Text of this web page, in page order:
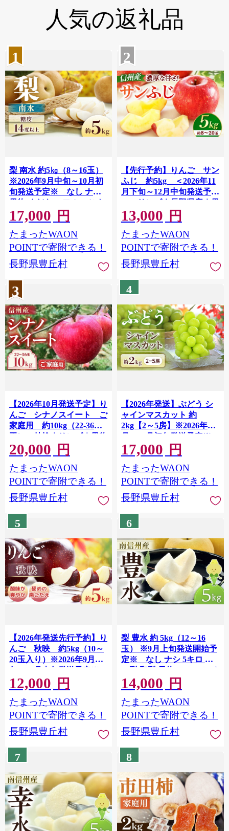
人気の返礼品
1
梨 南水 約5㎏（8～16玉）
※2026年9月中旬～10月初
旬発送予定※ なし ナシ
果物 くだもの フルーツ な
んすい 和梨 長野県 長野県
産 南信州 信州 豊丘村
17,000 円
たまったWAON
POINTで寄附できる！
長野県豊丘村
2
【先行予約】りんご サン
ふじ 約5kg ＜2026年11
月下旬～12月中旬発送予定
＞ リンゴ｜長野県産｜果
物｜くだもの
13,000 円
たまったWAON
POINTで寄附できる！
長野県豊丘村
3
【2026年10月発送予定】り
んご シナノスイート ご
家庭用 約10kg（22-36
玉） 林檎｜リンゴ｜果物
｜フルーツ｜長野県産｜南
信州
20,000 円
たまったWAON
POINTで寄附できる！
長野県豊丘村
4
【2026年発送】ぶどう シ
ャインマスカット 約
2kg【2～5房】※2026年9
月～10月初旬発送予定※
ブドウ 葡萄 果物 フルーツ
くだもの 長野県 長野県産
17,000 円
たまったWAON
POINTで寄附できる！
長野県豊丘村
5
【2026年発送先行予約】り
んご 秋映 約5kg（10～
20玉入り）※2026年9月下
旬～10月上旬発送予定※
12,000 円
たまったWAON
POINTで寄附できる！
長野県豊丘村
6
梨 豊水 約 5kg（12～16
玉） ※9月上旬発送開始予
定※ なし ナシ 5キロ 旬
の梨 和梨 果物 フルーツ く
だもの 長野県 南信州
14,000 円
たまったWAON
POINTで寄附できる！
長野県豊丘村
7 8